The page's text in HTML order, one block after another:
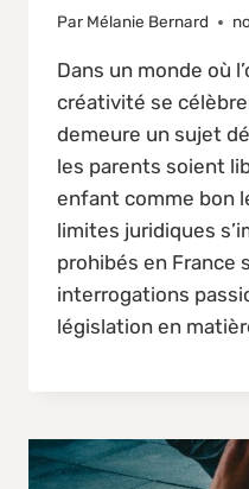
Par Mélanie Bernard
Dans un monde où
créativité se
demeure un sujet
les parents soient
enfant comme bon
limites juridiques
prohibés en France
interrogations
législation en